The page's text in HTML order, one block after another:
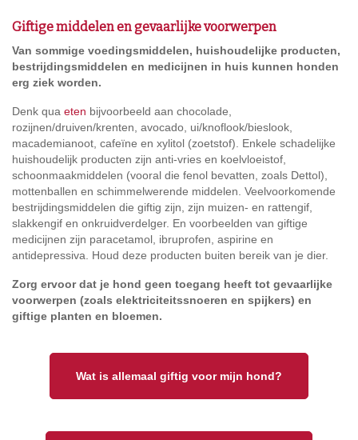
Giftige middelen en gevaarlijke voorwerpen
Van sommige voedingsmiddelen, huishoudelijke producten,
bestrijdingsmiddelen en medicijnen in huis kunnen honden
erg ziek worden.
Denk qua eten bijvoorbeeld aan chocolade,
rozijnen/druiven/krenten, avocado, ui/knoflook/bieslook,
macademianoot, cafeïne en xylitol (zoetstof). Enkele schadelijke
huishoudelijk producten zijn anti-vries en koelvloeistof,
schoonmaakmiddelen (vooral die fenol bevatten, zoals Dettol),
mottenballen en schimmelwerende middelen. Veelvoorkomende
bestrijdingsmiddelen die giftig zijn, zijn muizen- en rattengif,
slakkengif en onkruidverdelger. En voorbeelden van giftige
medicijnen zijn paracetamol, ibruprofen, aspirine en
antidepressiva. Houd deze producten buiten bereik van je dier.
Zorg ervoor dat je hond geen toegang heeft tot gevaarlijke
voorwerpen (zoals elektriciteitssnoeren en spijkers) en
giftige planten en bloemen.
Wat is allemaal giftig voor mijn hond?